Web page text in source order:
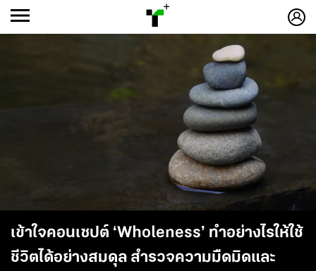
เข้าใจคอนเซปต์ ‘Wholeness’ ทำอย่างไรให้ใช้
ชีวิตได้อย่างสมดุล สำรวจความมืดมิดและ
-ก